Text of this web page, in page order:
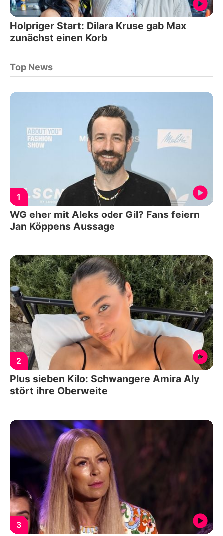
Holpriger Start: Dilara Kruse gab Max
zunächst einen Korb
Top News
1
WG eher mit Aleks oder Gil? Fans feiern
Jan Köppens Aussage
2
Plus sieben Kilo: Schwangere Amira Aly
stört ihre Oberweite
3